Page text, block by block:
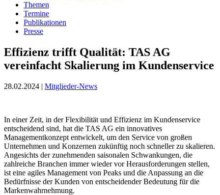
Themen
Termine
Publikationen
Presse
Effizienz trifft Qualität: TAS AG
vereinfacht Skalierung im Kundenservice
28.02.2024 | Mitglieder-News
In einer Zeit, in der Flexibilität und Effizienz im Kundenservice
entscheidend sind, hat die TAS AG ein innovatives
Managementkonzept entwickelt, um den Service von großen
Unternehmen und Konzernen zukünftig noch schneller zu skalieren.
Angesichts der zunehmenden saisonalen Schwankungen, die
zahlreiche Branchen immer wieder vor Herausforderungen stellen,
ist eine agiles Management von Peaks und die Anpassung an die
Bedürfnisse der Kunden von entscheidender Bedeutung für die
Markenwahrnehmung.